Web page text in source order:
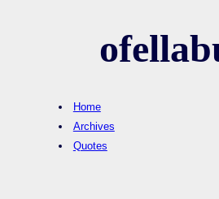
Home
Archives
Quotes